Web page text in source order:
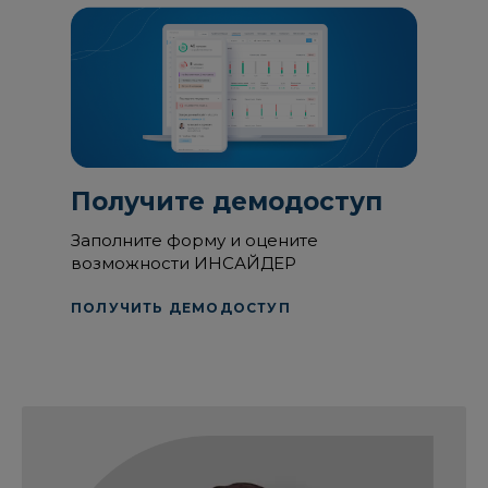
Получите демодоступ
Заполните форму и оцените
возможности ИНСАЙДЕР
ПОЛУЧИТЬ ДЕМОДОСТУП